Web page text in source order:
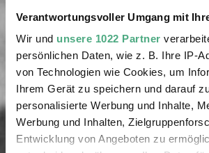
Verantwortungsvoller Umgang mit
Wir und unsere 1022 Partner
persönlichen Daten, wie z. B. Ihre IP-
von Technologien wie Cookies, um
Ihrem Gerät zu speichern und darauf
personalisierte Werbung und Inhalte,
Werbung und Inhalten,
Entwicklung von Angeboten zu